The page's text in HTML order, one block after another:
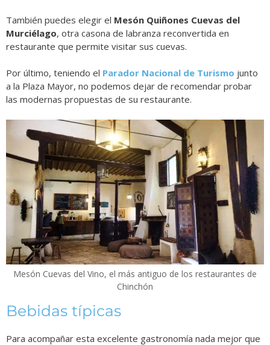
También puedes elegir el Mesón Quiñones Cuevas del
Murciélago, otra casona de labranza reconvertida en
restaurante que permite visitar sus cuevas.
Por último, teniendo el Parador Nacional de Turismo junto
a la Plaza Mayor, no podemos dejar de recomendar probar
las modernas propuestas de su restaurante.
Mesón Cuevas del Vino, el más antiguo de los restaurantes de
Chinchón
Bebidas típicas
Para acompañar esta excelente gastronomía nada mejor que